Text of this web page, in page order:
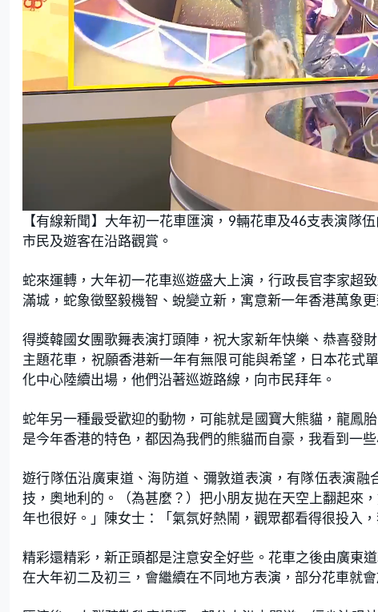
n
m
u
t
e
a
d
e
d
:
.
8
3
%
【有線新聞】大年初一花車匯演，9輛花車及46支表演隊
市民及遊客在沿路觀賞。
蛇來運轉，大年初一花車巡遊盛大上演，行政長官李家超
滿城，蛇象徵堅毅機智、蛻變立新，寓意新一年香港萬象
得獎韓國女團歌舞表演打頭陣，祝大家新年快樂、恭喜發
主題花車，祝願香港新一年有無限可能與希望，日本花式
化中心陸續出場，他們沿著巡遊路線，向市民拜年。
蛇年另一種最受歡迎的動物，可能就是國寶大熊貓，龍鳳
是今年香港的特色，都因為我們的熊貓而自豪，我看到一
遊行隊伍沿廣東道、海防道、彌敦道表演，有隊伍表演
技，奧地利的。（為甚麼？）把小朋友拋在天空上翻起來
年也很好。」陳女士：「氣氛好熱鬧，觀眾都看得很投入
精彩還精彩，新正頭都是注意安全好些。花車之後由廣東
在大年初二及初三，會繼續在不同地方表演，部分花車就